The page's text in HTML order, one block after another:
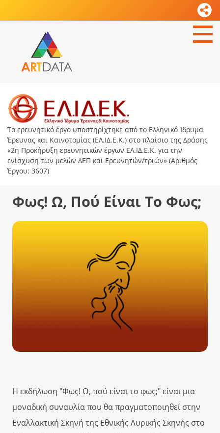
Το ερευνητικό έργο υποστηρίχτηκε από το Ελληνικό Ίδρυμα
Έρευνας και Καινοτομίας (ΕΛ.ΙΔ.Ε.Κ.) στο πλαίσιο της Δράσης
«2η Προκήρυξη ερευνητικών έργων ΕΛ.ΙΔ.Ε.Κ. για την
ενίσχυση των μελών ΔΕΠ και Ερευνητών/τριών» (Αριθμός
Έργου: 3607)
Φως! Ω, Πού Είναι Το Φως;
Η εκδήλωση "Φως! Ω, πού είναι το φως;" είναι μια
μοναδική συναυλία που θα πραγματοποιηθεί στην
Εναλλακτική Σκηνή της Εθνικής Λυρικής Σκηνής στο